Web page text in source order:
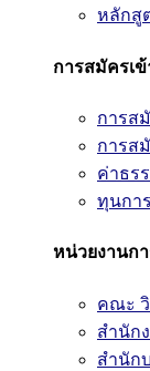
หลักสู
การสมัครเ
การส
การส
ค่าธร
ทุนกา
หน่วยงานก
คณะ
สำนัก
สำนัก